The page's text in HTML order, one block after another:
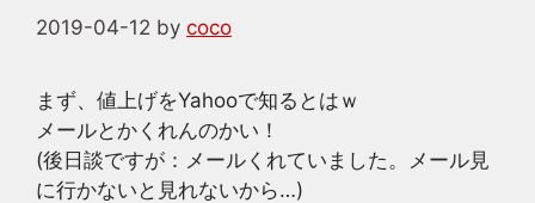
2019-04-12 by coco
まず、値上げをYahooで知るとはｗ
メールとかくれんのかい！
(後日談ですが：メールくれていました。メール見
に行かないと見れないから…)